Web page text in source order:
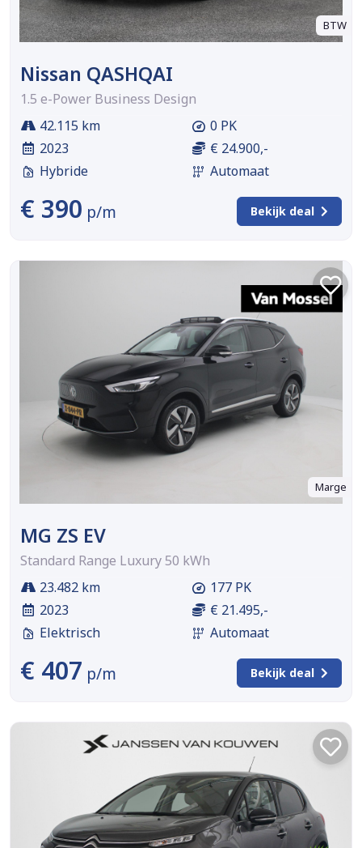
BTW
Nissan QASHQAI
1.5 e-Power Business Design
42.115 km
2023
Hybride
0 PK
€ 24.900,-
Automaat
€ 390 p/m Bekijk deal
Marge
MG ZS EV
Standard Range Luxury 50 kWh
23.482 km
2023
Elektrisch
177 PK
€ 21.495,-
Automaat
€ 407 p/m Bekijk deal